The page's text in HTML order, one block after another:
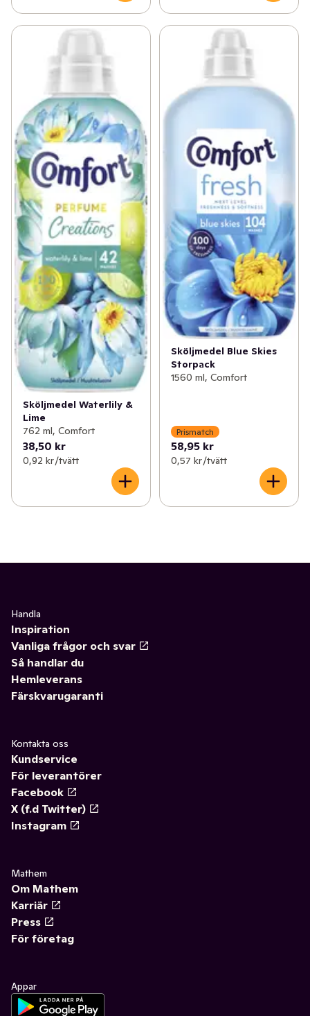
Sköljmedel Waterlily &
Lime
762 ml, Comfort
38,50 kr
0,92 kr /tvätt
Sköljmedel Blue Skies
Storpack
1560 ml, Comfort
Prismatch
58,95 kr
0,57 kr /tvätt
Handla
Inspiration
Vanliga frågor och svar
Så handlar du
Hemleverans
Färskvarugaranti
Kontakta oss
Kundservice
För leverantörer
Facebook
X (f.d Twitter)
Instagram
Mathem
Om Mathem
Karriär
Press
För företag
Appar